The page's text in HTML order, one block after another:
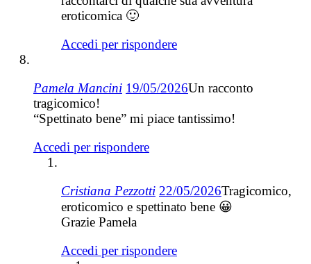
eroticomica 🙂
Accedi per rispondere
Pamela Mancini 19/05/2026Un racconto
tragicomico!
“Spettinato bene” mi piace tantissimo!
Accedi per rispondere
Cristiana Pezzotti 22/05/2026Tragicomico,
eroticomico e spettinato bene 😀
Grazie Pamela
Accedi per rispondere